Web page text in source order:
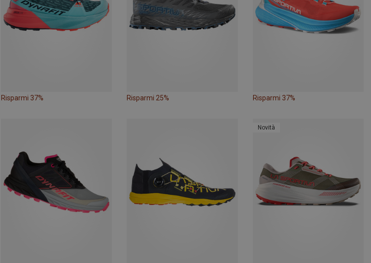
Risparmi 37% Risparmi 25% Risparmi 37%
Novità